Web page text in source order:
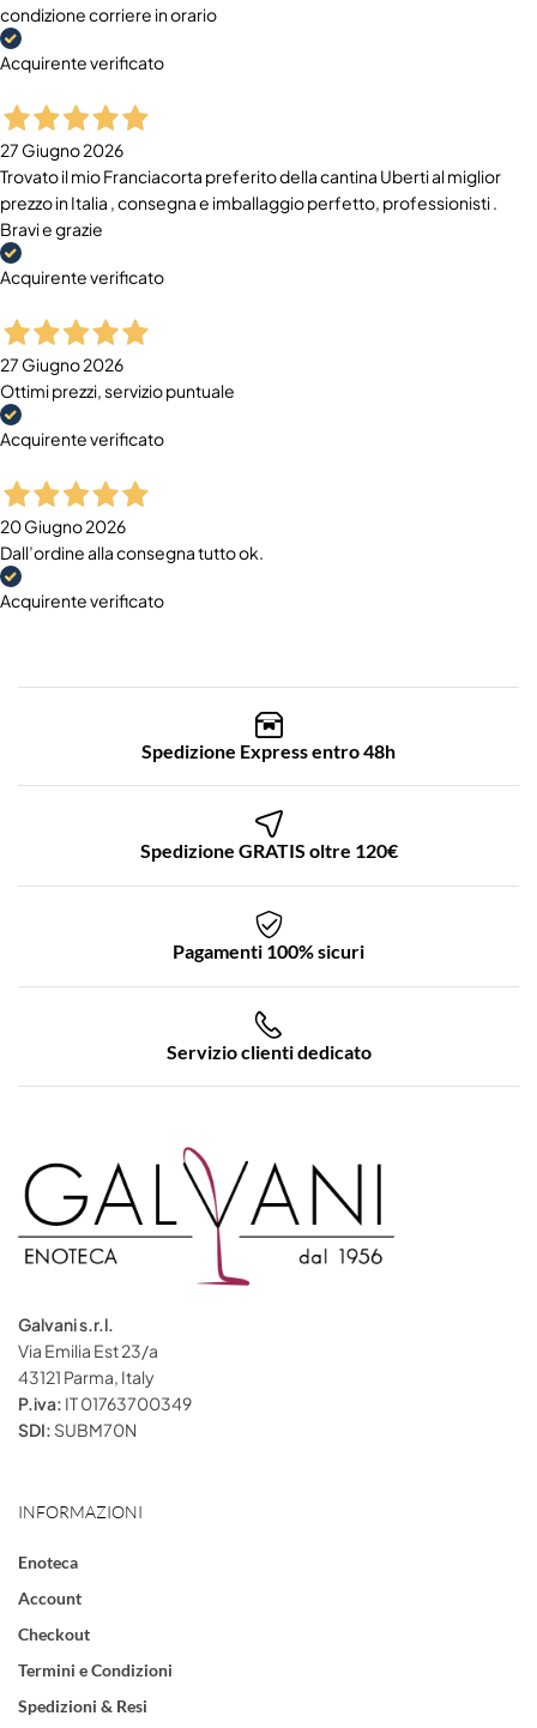
condizione corriere in orario
Acquirente verificato
27 Giugno 2026
Trovato il mio Franciacorta preferito della cantina Uberti al miglior
prezzo in Italia , consegna e imballaggio perfetto, professionisti .
Bravi e grazie
Acquirente verificato
27 Giugno 2026
Ottimi prezzi, servizio puntuale
Acquirente verificato
20 Giugno 2026
Dall’ordine alla consegna tutto ok.
Acquirente verificato
Spedizione Express entro 48h
Spedizione GRATIS oltre 120€
Pagamenti 100% sicuri
Servizio clienti dedicato
Galvani s.r.l.
Via Emilia Est 23/a
43121 Parma, Italy
P.iva: IT 01763700349
SDI: SUBM70N
INFORMAZIONI
Enoteca
Account
Checkout
Termini e Condizioni
Spedizioni & Resi